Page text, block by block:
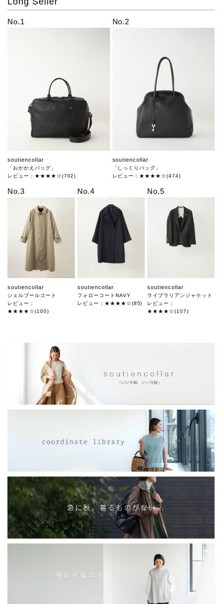
No.1
soutiencollar
「おかかえバッグ」
レビュー：★★★★☆(702)
No.2
soutiencollar
「しっくりバッグ」
レビュー：★★★★☆(474)
No.3
soutiencollar
シェルブールコート
レビュー：
★★★★☆(100)
No.4
soutiencollar
フォローコートNAVY
レビュー：★★★★☆(85)
No.5
soutiencollar
ライブラリアンジャケット
レビュー：
★★★★☆(107)